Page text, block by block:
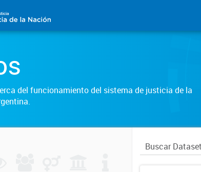
del funcionamiento del sistema de justicia de la